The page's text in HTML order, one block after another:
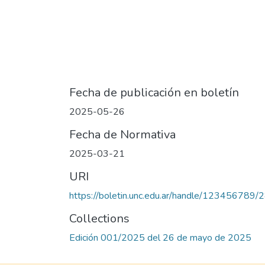
Fecha de publicación en boletín
2025-05-26
Fecha de Normativa
2025-03-21
URI
https://boletin.unc.edu.ar/handle/123456789/
Collections
Edición 001/2025 del 26 de mayo de 2025